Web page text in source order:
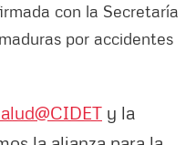
con la Secretaría
por accidentes
@CIDET y la